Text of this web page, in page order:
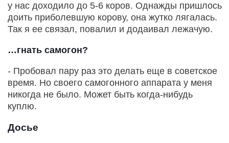
у нас доходило до 5-6 коров. Однажды пришлось
доить приболевшую корову, она жутко лягалась.
Так я ее связал, повалил и додаивал лежачую.
…гнать самогон?
- Пробовал пару раз это делать еще в советское
время. Но своего самогонного аппарата у меня
никогда не было. Может быть когда-нибудь
куплю.
Досье